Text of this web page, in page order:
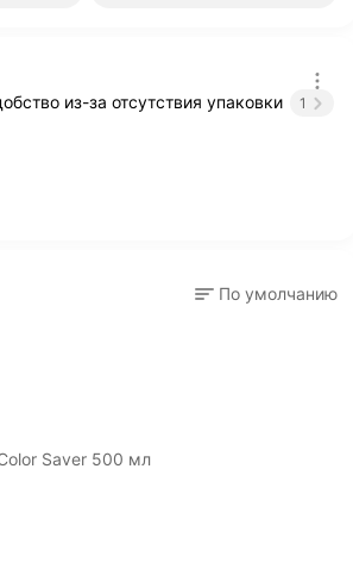
из-за отсутствия упаковки 1
По умолчанию
Saver 500 мл